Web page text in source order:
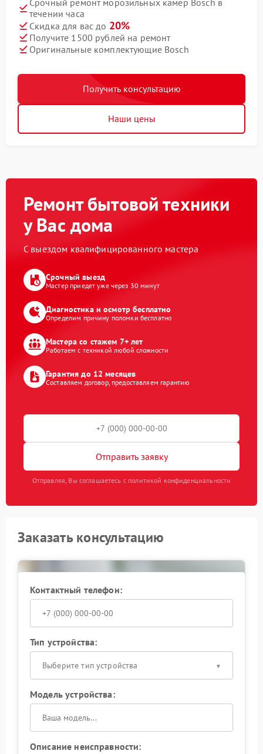
Срочный ремонт морозильных камер Bosch в
течении часа
Скидка для вас до 20%
Получите 1500 рублей на ремонт
Оригинальные комплектующие Bosch
Получить консультацию
Наши цены
Ремонт бытовой техники
у Вас дома
С выездом квалифицированного мастера
Срочный выезд
Мастер приедет уже через 30 минут
Диагностика и осмотр бесплатно
Определим причину поломки бесплатно
Мастера со стажем 7+ лет
Работаем с техникой любой сложности
Гарантия до 12 месяцев
Составляем договор, предоставляем гарантию
Отправить заявку
Отправляя, Вы соглашаетесь с политикой конфиденциальности
Заказать консультацию
Контактный телефон:
Тип устройства:
Выберите тип устройства
Модель устройства:
Описание неисправности: